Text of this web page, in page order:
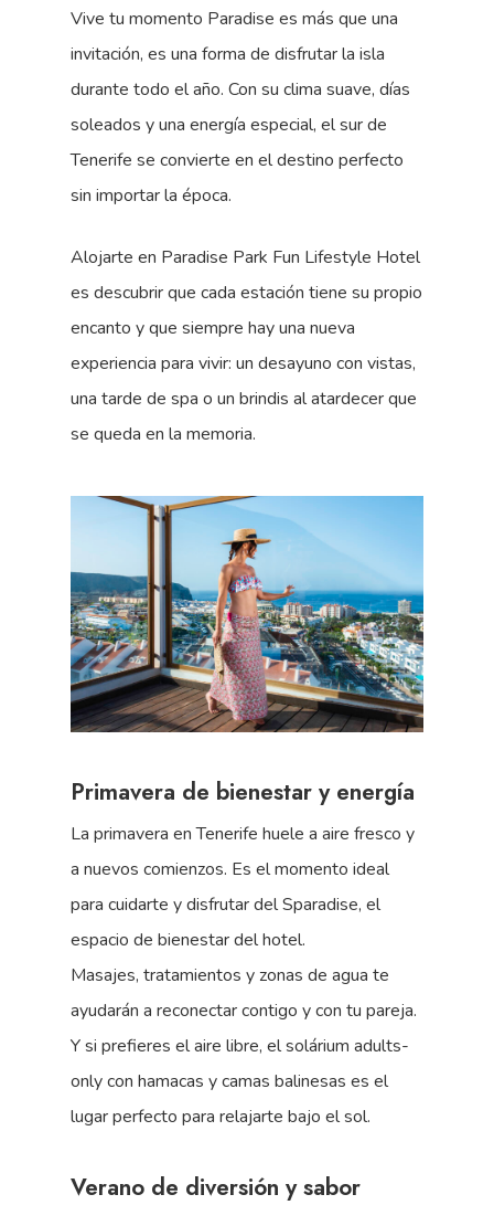
Vive tu momento Paradise es más que una
invitación, es una forma de disfrutar la isla
durante todo el año. Con su clima suave, días
soleadosy una energía especial, el sur de
Tenerife se convierte en el destino perfecto
sin importar la época.
Alojarte en Paradise Park Fun Lifestyle Hotel
es descubrir que cada estación tiene su propio
encanto y que siempre hay una nueva
experiencia para vivir: un desayuno con vistas,
una tarde de spa o un brindis al atardecer que
se queda en la memoria.
Primavera de bienestar y energía
La primavera en Tenerife huele a aire fresco y
a nuevos comienzos. Es el momento ideal
para cuidarte y disfrutar del Sparadise, el
espacio de bienestar del hotel.
Masajes, tratamientos y zonas de agua te
ayudarán a reconectar contigo y con tu pareja.
Y si prefieres el aire libre, el solárium adults-
only con hamacas y camas balinesas es el
lugar perfecto para relajarte bajo el sol.
Verano de diversión y sabor